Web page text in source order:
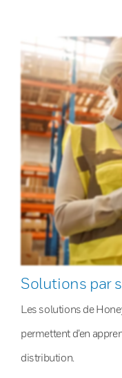
Solutions par
Les solutions de
permettent d’en
distribution.